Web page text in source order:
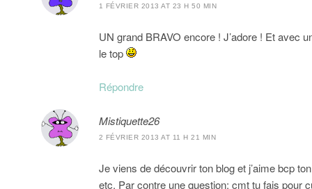
1 FÉVRIER 2013 AT 23 H 50 MIN
UN grand BRAVO encore ! J’adore ! Et avec
le top
Répondre
Mistiquette26
2 FÉVRIER 2013 AT 11 H 21 MIN
Je viens de découvrir ton blog et j’aime bcp
etc. Par contre une question: cmt tu fais pour